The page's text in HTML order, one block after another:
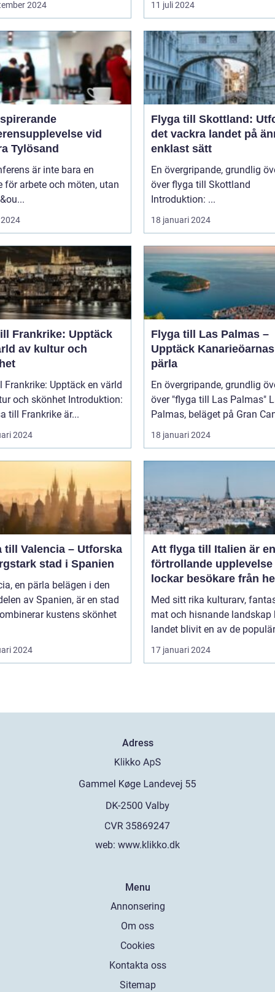
2024 11 juli 2024
vid
Tylösand
är inte bara en
för arbete och möten, utan
Flyga till Skottland:
det vackra landet på
enklast sätt
En övergripande, grundlig
över flyga till Skottland
Introduktion: ...
18 januari 2024
Frankrike: Upptäck
av kultur och
Frankrike: Upptäck en värld
skönhet Introduktion:
till Frankrike är...
2024
Flyga till Las Palmas –
Upptäck Kanarieöarnas
pärla
En övergripande, grundlig
över "flyga till Las Palmas" Las
Palmas, beläget på Gran
18 januari 2024
till Valencia – Utforska
stad i Spanien
en pärla belägen i den
av Spanien, är en stad
kustens skönhet
2024
Att flyga till Italien är en
förtrollande upplevelse
lockar besökare från
världen
Med sitt rika kulturarv,
mat och hisnande landskap
landet blivit en av de
17 januari 2024
Adress
web: www.klikko.dk
Menu
Annonsering
Om oss
Cookies
Kontakta oss
Sitemap